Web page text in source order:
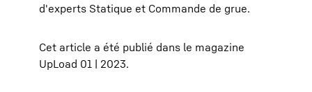
d'experts Statique et Commande de grue.
Cet article a été publié dans le magazine
UpLoad 01 | 2023.